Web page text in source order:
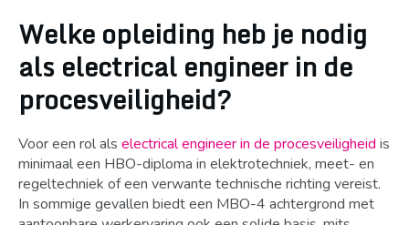
Welke opleiding heb je nodig
als electrical engineer in de
procesveiligheid?
Voor een rol als electrical engineer in de procesveiligheid is
minimaal een HBO-diploma in elektrotechniek, meet- en
regeltechniek of een verwante technische richting vereist.
In sommige gevallen biedt een MBO-4 achtergrond met